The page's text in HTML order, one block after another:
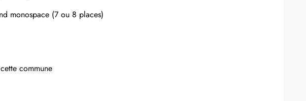
monospace (7 ou 8 places)
commune